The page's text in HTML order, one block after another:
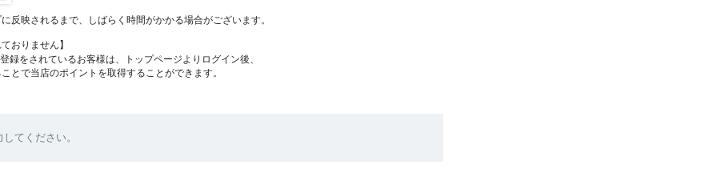
反映されるまで、しばらく時間がかかる場合がございます。
おりません】
録をされているお客様は、トップページよりログイン後、
とで当店のポイントを取得することができます。
てください。